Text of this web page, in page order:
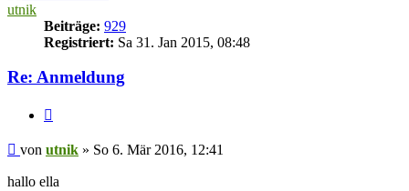
utnik
Beiträge: 929
Registriert: Sa 31. Jan 2015, 08:48
Re: Anmeldung
Beitrag
von utnik » So 6. Mär 2016, 12:41
hallo ella